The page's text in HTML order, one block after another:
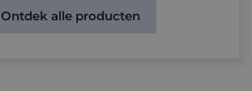
Ontdek alle producten